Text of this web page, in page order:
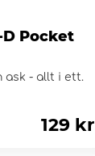
Pocket
ask - allt i ett.
129 kr